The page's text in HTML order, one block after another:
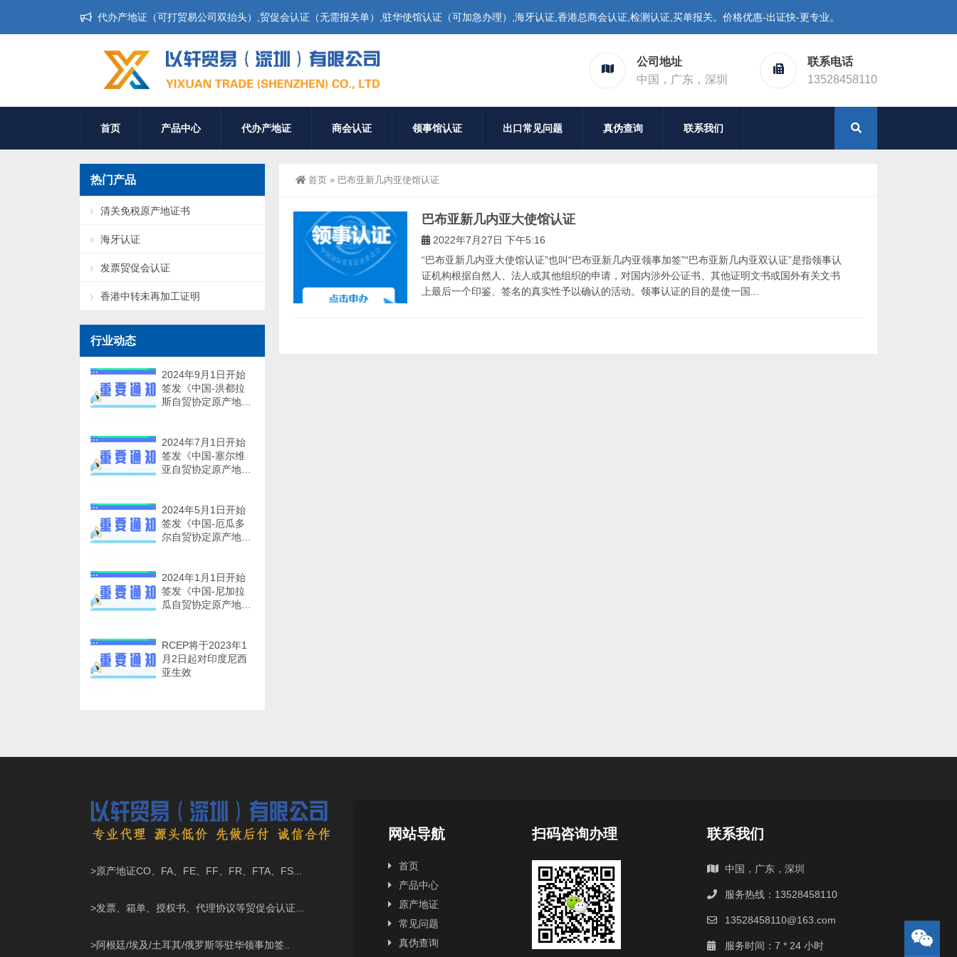
代办产地证（可打贸易公司双抬头）,贸促会认证（无需报关单）,驻华使馆认证（可加急办理）,海牙认证,香港总商会认证,检测认证,买单报关。价格优惠-出证快-更专业。
公司地址
中国，广东，深圳
联系电话
13528458110
首页 产品中心 代办产地证 商会认证 领事馆认证 出口常见问题 真伪查询 联系我们
首页 » 巴布亚新几内亚使馆认证
巴布亚新几内亚大使馆认证
2022年7月27日 下午5:16
“巴布亚新几内亚大使馆认证”也叫“巴布亚新几内亚领事加签”“巴布亚新几内亚双认证”是指领事认
证机构根据自然人、法人或其他组织的申请，对国内涉外公证书、其他证明文书或国外有关文书
上最后一个印鉴、签名的真实性予以确认的活动。领事认证的目的是使一国...
热门产品
清关免税原产地证书
海牙认证
发票贸促会认证
香港中转未再加工证明
行业动态
2024年9月1日开始
签发《中国-洪都拉
斯自贸协定原产地证
2024年7月1日开始
签发《中国-塞尔维
亚自贸协定原产地证
2024年5月1日开始
签发《中国-厄瓜多
尔自贸协定原产地证
2024年1月1日开始
签发《中国-尼加拉
瓜自贸协定原产地证
RCEP将于2023年1
月2日起对印度尼西
亚生效
>原产地证CO、FA、FE、FF、FR、FTA、FS...
>发票、箱单、授权书、代理协议等贸促会认证...
>阿根廷/埃及/土耳其/俄罗斯等驻华领事加签..
网站导航
首页
产品中心
原产地证
常见问题
真伪查询
扫码咨询办理 联系我们
中国，广东，深圳
服务热线：13528458110
13528458110@163.com
服务时间：7 * 24 小时